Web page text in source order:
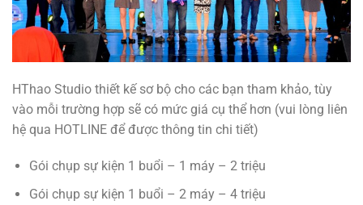
HThao Studio thiết kế sơ bộ cho các bạn tham khảo, tùy
vào mỗi trường hợp sẽ có mức giá cụ thể hơn (vui lòng liên
hệ qua HOTLINE để được thông tin chi tiết)
Gói chụp sự kiện 1 buổi – 1 máy – 2 triệu
Gói chụp sự kiện 1 buổi – 2 máy – 4 triệu